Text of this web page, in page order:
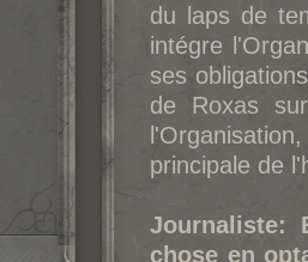
du laps de
intégre
ses
de Roxas
principale de
Journaliste:
chose en